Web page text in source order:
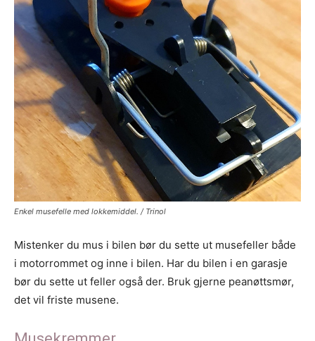
Enkel musefelle med lokkemiddel. / Trinol
Mistenker du mus i bilen bør du sette ut musefeller både
i motorrommet og inne i bilen. Har du bilen i en garasje
bør du sette ut feller også der. Bruk gjerne peanøttsmør,
det vil friste musene.